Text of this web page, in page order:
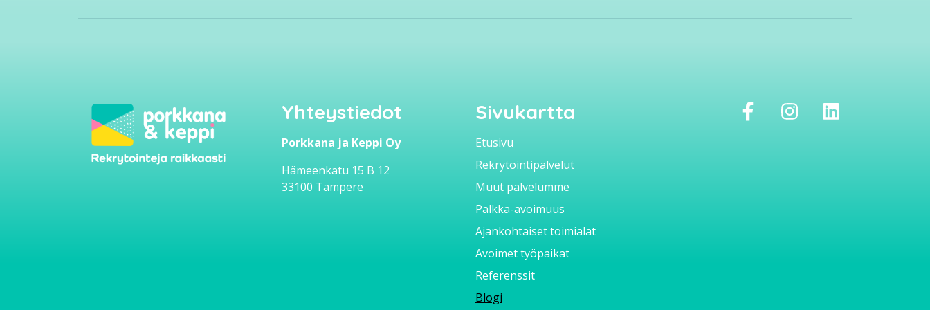
Yhteystiedot
Porkkana ja Keppi Oy
Hämeenkatu 15 B 12
33100 Tampere
Sivukartta
Etusivu
Rekrytointipalvelut
Muut palvelumme
Palkka-avoimuus
Ajankohtaiset toimialat
Avoimet työpaikat
Referenssit
Blogi